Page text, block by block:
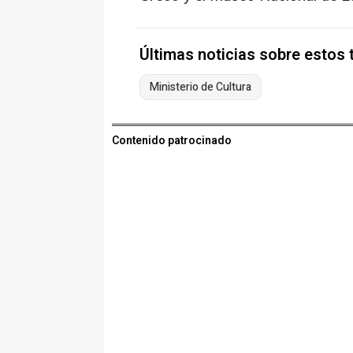
Últimas noticias sobre estos
Ministerio de Cultura
Contenido patrocinado